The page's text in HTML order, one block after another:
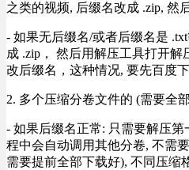
之类的视频, 后缀名改成 .zip, 然
- 如果无后缀名/或者后缀名是
成 .zip， 然后用解压工具打开
改后缀名，这种情况, 要先百度
2. 多个压缩分卷文件的 (需要全
- 如果后缀名正常: 只需要解压
程中会自动调用其他分卷, 不需
需要提前全部下载好), 不同压缩